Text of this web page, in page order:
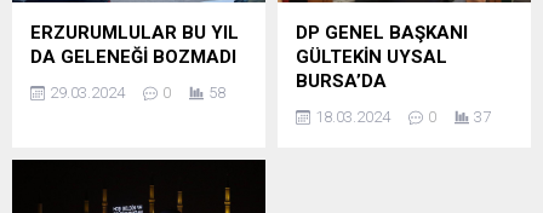
ERZURUMLULAR BU YIL
DA GELENEĞİ BOZMADI
29.03.2024 0 58
DP GENEL BAŞKANI
GÜLTEKİN UYSAL
BURSA’DA
18.03.2024 0 37